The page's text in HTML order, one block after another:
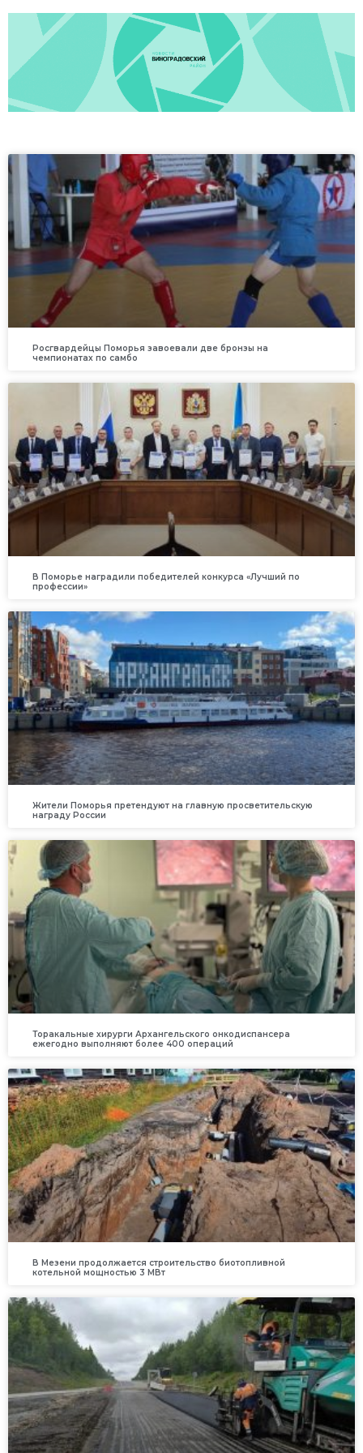
Росгвардейцы Поморья завоевали две бронзы на
чемпионатах по самбо
В Поморье наградили победителей конкурса «Лучший по
профессии»
Жители Поморья претендуют на главную просветительскую
награду России
Торакальные хирурги Архангельского онкодиспансера
ежегодно выполняют более 400 операций
В Мезени продолжается строительство биотопливной
котельной мощностью 3 МВт